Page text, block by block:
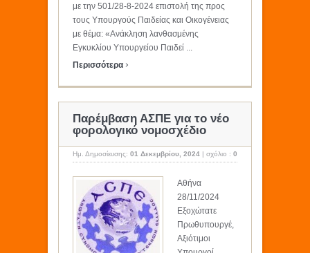
με την 501/28-8-2024 επιστολή της προς
τους Υπουργούς Παιδείας και Οικογένειας
με θέμα: «Ανάκληση λανθασμένης
Εγκυκλίου Υπουργείου Παιδεί ...
Περισσότερα ›
Παρέμβαση ΑΣΠΕ για το νέο
φορολογικό νομοσχέδιο
Ημ. Δημοσίευσης: 01 Δεκεμβρίου, 2024 | σχόλιο : 0
Αθήνα
28/11/2024
Εξοχώτατε
Πρωθυπουργέ,
Αξιότιμοι